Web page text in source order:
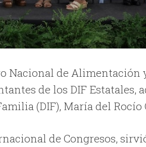
Nacional de Alimentación
de los DIF Estatales,
(DIF), María del Rocío
de Congresos,